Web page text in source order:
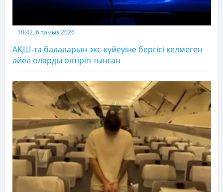
10:42, 6 тамыз 2026
АҚШ-та балаларын экс-күйеуіне бергісі келмеген
әйел оларды өлтіріп тынған